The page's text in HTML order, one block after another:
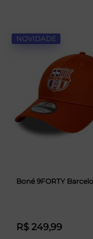
NOVIDADE
Boné 9FORTY
R$ 249,99